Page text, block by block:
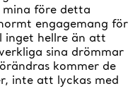
före detta
engagemang för
inget hellre än att
sina drömmar
kommer de
inte att lyckas med